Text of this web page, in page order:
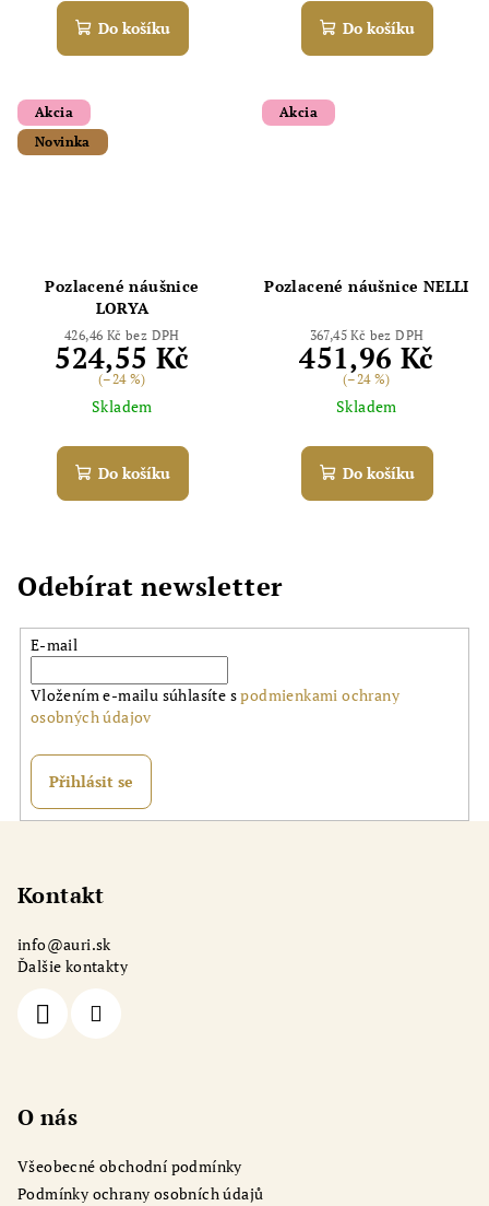
Do košíku Do košíku
Akcia
Novinka
Pozlacené náušnice
LORYA
426,46 Kč bez DPH
524,55 Kč
(–24 %)
Skladem
Do košíku
Akcia
Pozlacené náušnice NELLI
367,45 Kč bez DPH
451,96 Kč
(–24 %)
Skladem
Do košíku
Odebírat newsletter
E-mail
Vložením e-mailu súhlasíte spodmienkami ochrany
osobných údajov
Přihlásit se
Kontakt
info@auri.sk
Ďalšie kontakty
O nás
Všeobecné obchodní podmínky
Podmínky ochrany osobních údajů